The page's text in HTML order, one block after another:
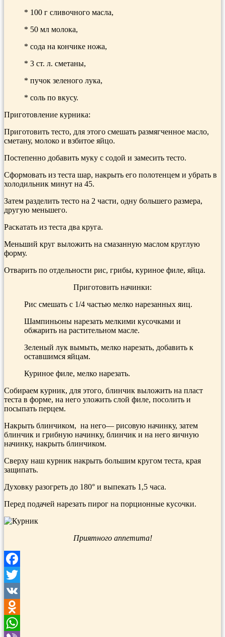
* 100 г сливочного масла,
* 50 мл молока,
* сода на кончике ножа,
* 3 ст. л. сметаны,
* пучок зеленого лука,
* соль по вкусу.
Приготовление курника:
Приготовить тесто, для этого смешать размягченное масло,
сметану, молоко и взбитое яйцо.
Постепенно добавить муку с содой и замесить тесто.
Сформовать из теста шар, накрыть его полотенцем и убрать в
холодильник минут на 45.
Затем разделить тесто на 2 части, одну большего размера,
другую меньшего.
Раскатать из теста два круга.
Меньший круг выложить на смазан­ную маслом круглую
форму.
Отварить по отдельности рис, грибы, куриное филе, яйца.
Приготовить начинки:
Рис смешать с 1/4 частью мелко нарезанных яиц.
Шам­пиньоны нарезать мелкими кусоч­ками и
обжарить на растительном масле.
Зеленый лук вымыть, мелко нарезать, добавить к
оставшимся яйцам.
Куриное филе, мелко нарезать.
Собираем курник, для этого, блинчик выложить на пласт
теста в форме, на него уложить слой филе, посолить и
посыпать перцем.
Накрыть блинчиком, на него— рисовую начинку, затем
блинчик и грибную начинку, блинчик и на него яич­ную
начинку, накрыть блинчиком.
Сверху наш курник накрыть большим кру­гом теста, края
защипать.
Духовку разогреть до 180° и выпекать 1,5 часа.
Перед подачей нарезать пирог на порционные кусочки.
Приятного аппетита!
Facebook
Twitter
VK
Odnoklassniki